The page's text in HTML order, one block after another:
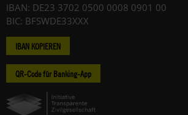
IBAN: DE23 3702 0500 0008 0901 00
BIC: BFSWDE33XXX
IBAN KOPIEREN
QR-Code für Banking-App